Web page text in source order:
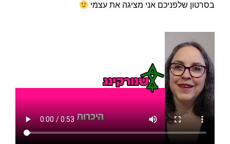
בסרטון שלפניכם אני מציגה את עצמי